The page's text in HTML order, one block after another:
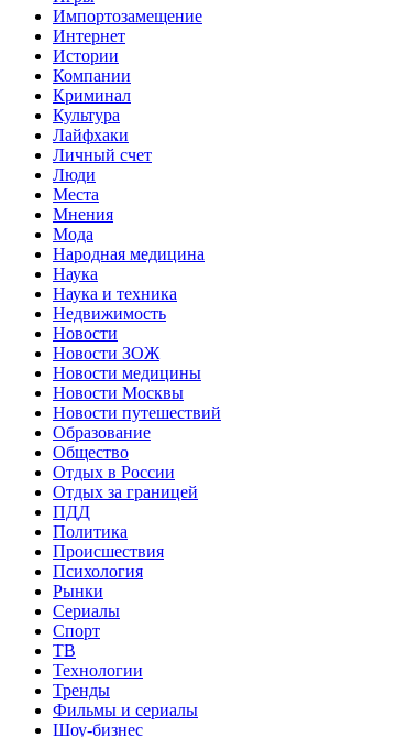
Импортозамещение
Интернет
Истории
Компании
Криминал
Культура
Лайфхаки
Личный счет
Люди
Места
Мнения
Мода
Народная медицина
Наука
Наука и техника
Недвижимость
Новости
Новости ЗОЖ
Новости медицины
Новости Москвы
Новости путешествий
Образование
Общество
Отдых в России
Отдых за границей
ПДД
Политика
Происшествия
Психология
Рынки
Сериалы
Спорт
ТВ
Технологии
Тренды
Фильмы и сериалы
Шоу-бизнес